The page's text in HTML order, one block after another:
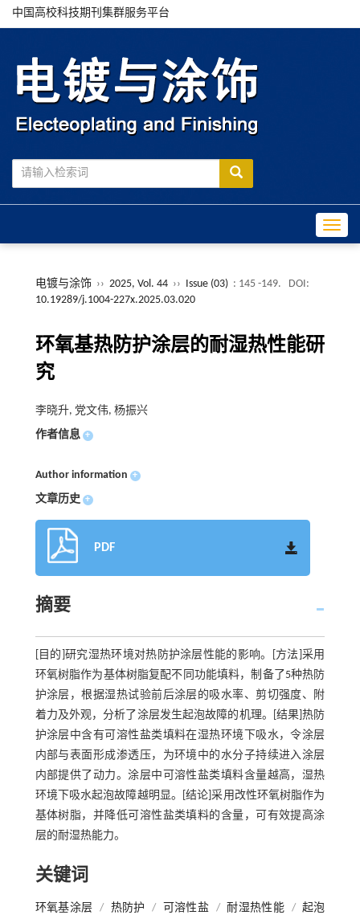
中国高校科技期刊集群服务平台
电镀与涂饰 ›› 2025, Vol. 44 ›› Issue (03) : 145 -149.
DOI:
10.19289/j.1004-227x.2025.03.020
环氧基热防护涂层的耐湿热性能研
究
李晓升, 党文伟, 杨振兴
作者信息 +
Author information +
文章历史 +
PDF
摘要
[目的]研究湿热环境对热防护涂层性能的影响。[方法]采用
环氧树脂作为基体树脂复配不同功能填料，制备了5种热防
护涂层，根据湿热试验前后涂层的吸水率、剪切强度、附
着力及外观，分析了涂层发生起泡故障的机理。[结果]热防
护涂层中含有可溶性盐类填料在湿热环境下吸水，令涂层
内部与表面形成渗透压，为环境中的水分子持续进入涂层
内部提供了动力。涂层中可溶性盐类填料含量越高，湿热
环境下吸水起泡故障越明显。[结论]采用改性环氧树脂作为
基体树脂，并降低可溶性盐类填料的含量，可有效提高涂
层的耐湿热能力。
关键词
环氧基涂层 / 热防护 / 可溶性盐 / 耐湿热性能 / 起泡